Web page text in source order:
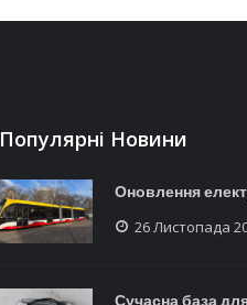
Популярні Новини
Оновлення
26 Листопада